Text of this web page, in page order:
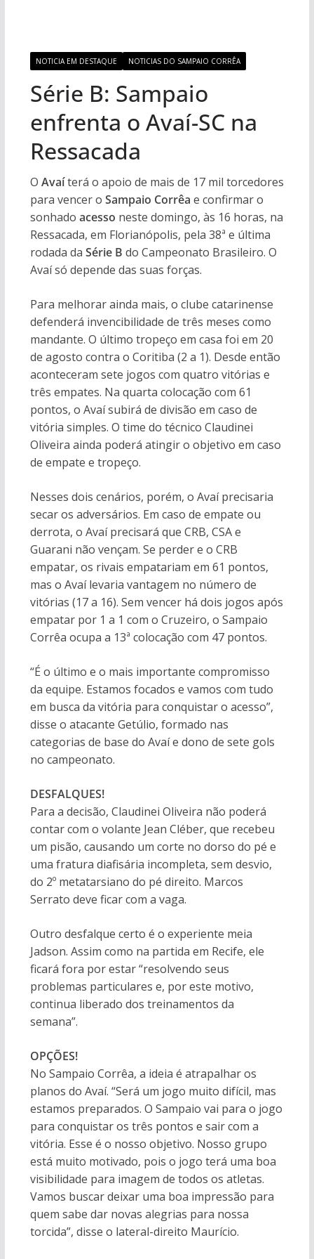
NOTICIA EM DESTAQUE NOTICIAS DO SAMPAIO CORRÊA
Série B: Sampaio
enfrenta o Avaí-SC na
Ressacada
O Avaíterá o apoio de mais de 17 mil torcedores
para vencer o Sampaio Corrêa e confirmar o
sonhado acesso neste domingo, às 16 horas, na
Ressacada, em Florianópolis, pela 38ª e última
rodada da Série B do Campeonato Brasileiro. O
Avaí só depende das suas forças.
Para melhorar ainda mais, o clube catarinense
defenderá invencibilidade de três meses como
mandante. O último tropeço em casa foi em 20
de agosto contra o Coritiba (2 a 1). Desde então
aconteceram sete jogos com quatro vitórias e
três empates. Na quarta colocação com 61
pontos, o Avaí subirá de divisão em caso de
vitória simples. O time do técnico Claudinei
Oliveira ainda poderá atingir o objetivo em caso
de empate e tropeço.
Nesses dois cenários, porém, o Avaí precisaria
secar os adversários. Em caso de empate ou
derrota, o Avaí precisará que CRB, CSA e
Guarani não vençam. Se perder e o CRB
empatar, os rivais empatariam em 61 pontos,
mas o Avaí levaria vantagem no número de
vitórias (17 a 16). Sem vencer há dois jogos após
empatar por 1 a 1 com o Cruzeiro, o Sampaio
Corrêa ocupa a 13ª colocação com 47 pontos.
“É o último e o mais importante compromisso
da equipe. Estamos focados e vamos com tudo
em busca da vitória para conquistar o acesso”,
disse o atacante Getúlio, formado nas
categorias de base do Avaí e dono de sete gols
no campeonato.
DESFALQUES!
Para a decisão, Claudinei Oliveira não poderá
contar com o volante Jean Cléber, que recebeu
um pisão, causando um corte no dorso do pé e
uma fratura diafisária incompleta, sem desvio,
do 2º metatarsiano do pé direito. Marcos
Serrato deve ficar com a vaga.
Outro desfalque certo é o experiente meia
Jadson. Assim como na partida em Recife, ele
ficará fora por estar “resolvendo seus
problemas particulares e, por este motivo,
continua liberado dos treinamentos da
semana”.
OPÇÕES!
No Sampaio Corrêa, a ideia é atrapalhar os
planos do Avaí. “Será um jogo muito difícil, mas
estamos preparados. O Sampaio vai para o jogo
para conquistar os três pontos e sair com a
vitória. Esse é o nosso objetivo. Nosso grupo
está muito motivado, pois o jogo terá uma boa
visibilidade para imagem de todos os atletas.
Vamos buscar deixar uma boa impressão para
quem sabe dar novas alegrias para nossa
torcida”, disse o lateral-direito Maurício.